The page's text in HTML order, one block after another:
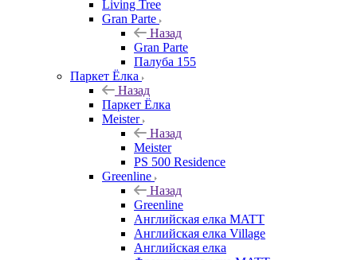
Living Tree
Gran Parte
Назад
Gran Parte
Палуба 155
Паркет Ёлка
Назад
Паркет Ёлка
Meister
Назад
Meister
PS 500 Residence
Greenline
Назад
Greenline
Английская елка MATT
Английская елка Village
Английская елка